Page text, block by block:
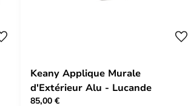
Keany Applique Murale
d'Extérieur Alu - Lucande
85,00 €